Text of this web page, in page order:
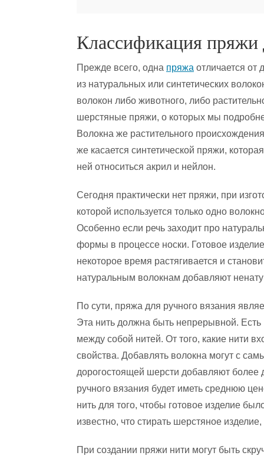
Классификация пряжи
Прежде всего, одна пряжа отличается от
из натуральных или синтетических
волокон либо животного, либо
шерстяные пряжи, о которых мы
Волокна же растительного
же касается синтетической пряжи,
ней относиться акрил и нейлон.
Сегодня практически нет пряжи, при
которой используется только одно
Особенно если речь заходит про
формы в процессе носки. Готовое
некоторое время растягивается и
натуральным волокнам добавляют
По сути, пряжа для ручного вязания
Эта нить должна быть непрерывной. Есть
между собой нитей. От того, какие нити
свойства. Добавлять волокна могут с
дорогостоящей шерсти добавляют более
ручного вязания будет иметь среднюю
нить для того, чтобы готовое изделие
известно, что стирать шерстяное
При создании пряжи нити могут быть